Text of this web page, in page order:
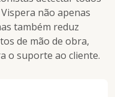
de
não apenas
também reduz
de mão de obra,
o suporte ao cliente.